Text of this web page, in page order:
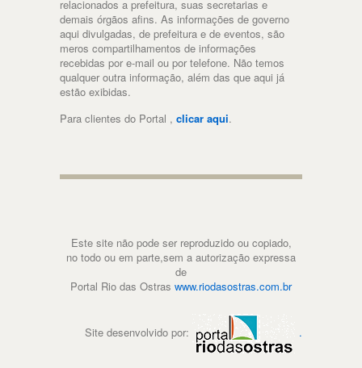
relacionados a prefeitura, suas secretarias e
demais órgãos afins. As informações de governo
aqui divulgadas, de prefeitura e de eventos, são
meros compartilhamentos de informações
recebidas por e-mail ou por telefone. Não temos
qualquer outra informação, além das que aqui já
estão exibidas.
Para clientes do Portal , clicar aqui.
Este site não pode ser reproduzido ou copiado,
no todo ou em parte,sem a autorização expressa
de
Portal Rio das Ostras www.riodasostras.com.br
Site desenvolvido por: .